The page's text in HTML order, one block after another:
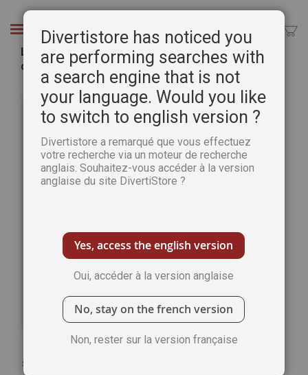
Chercher
Le guide de la PEINTURE À L'HUILE - Secrets
d'Atelier best of
galerie
d’images
Soyez le premier à commenter ce produit
Divertistore has noticed you
are performing searches with
a search engine that is not
your language. Would you like
to switch to english version ?
Divertistore a remarqué que vous effectuez
votre recherche via un moteur de recherche
anglais. Souhaitez-vous accéder à la version
anglaise du site DivertiStore ?
Yes, access the english version
Oui, accéder à la version anglaise
No, stay on the french version
Non, rester sur la version française